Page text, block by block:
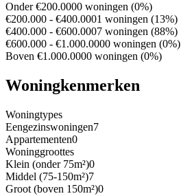
Onder €200.0000 woningen (0%)
€200.000 - €400.0001 woningen (13%)
€400.000 - €600.0007 woningen (88%)
€600.000 - €1.000.0000 woningen (0%)
Boven €1.000.0000 woningen (0%)
Woningkenmerken
Woningtypes
Eengezinswoningen7
Appartementen0
Woninggroottes
Klein (onder 75m²)0
Middel (75-150m²)7
Groot (boven 150m²)0